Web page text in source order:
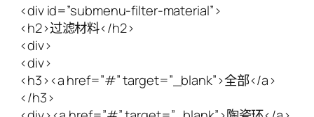
<div id=”submenu-filter-material”>
<h2>过滤材料</h2>
<div>
<div>
<h3><a href=”#” target=”_blank”>全部</a>
</h3>